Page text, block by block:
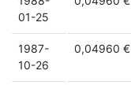
01-25
1987-
10-26
0,04960 €